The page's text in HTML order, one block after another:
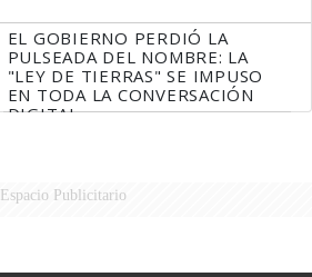
EL GOBIERNO PERDIÓ LA
PULSEADA DEL NOMBRE: LA
"LEY DE TIERRAS" SE IMPUSO
EN TODA LA CONVERSACIÓN
DIGITAL
Espacio Publicitario